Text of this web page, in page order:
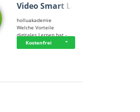
Video Smart Lea…
holluakademie
Welche Vorteile
digitales Lernen hat - …
Kostenfrei